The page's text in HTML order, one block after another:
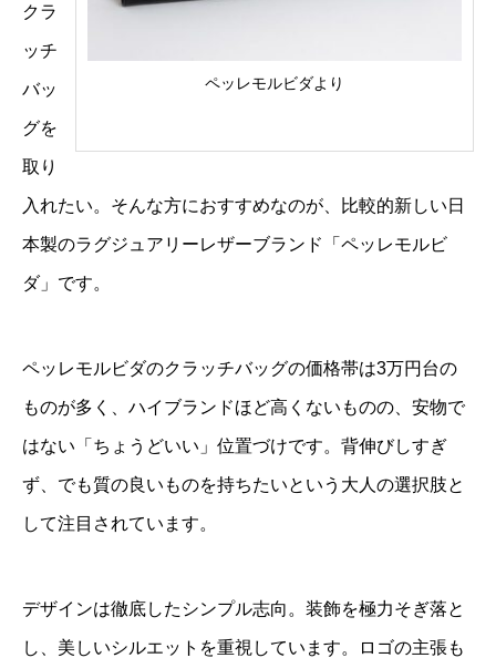
ペッレモルビダより
クラ
ッチ
バッ
グを
取り
入れたい。そんな方におすすめなのが、比較的新しい日
本製のラグジュアリーレザーブランド「ペッレモルビ
ダ」です。
ペッレモルビダのクラッチバッグの価格帯は3万円台の
ものが多く、ハイブランドほど高くないものの、安物で
はない「ちょうどいい」位置づけです。背伸びしすぎ
ず、でも質の良いものを持ちたいという大人の選択肢と
して注目されています。
デザインは徹底したシンプル志向。装飾を極力そぎ落と
し、美しいシルエットを重視しています。ロゴの主張も